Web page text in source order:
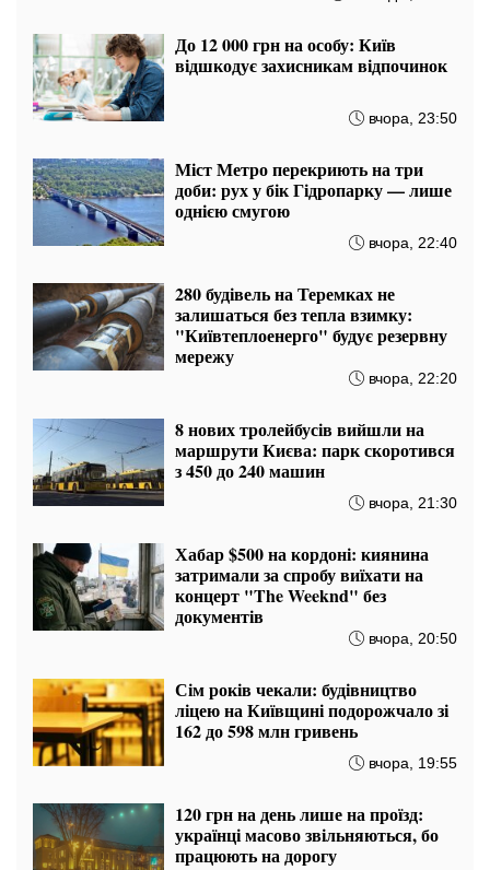
До 12 000 грн на особу: Київ
відшкодує захисникам відпочинок
вчора, 23:50
Міст Метро перекриють на три
доби: рух у бік Гідропарку — лише
однією смугою
вчора, 22:40
280 будівель на Теремках не
залишаться без тепла взимку:
"Київтеплоенерго" будує резервну
мережу
вчора, 22:20
8 нових тролейбусів вийшли на
маршрути Києва: парк скоротився
з 450 до 240 машин
вчора, 21:30
Хабар $500 на кордоні: киянина
затримали за спробу виїхати на
концерт "The Weeknd" без
документів
вчора, 20:50
Сім років чекали: будівництво
ліцею на Київщині подорожчало зі
162 до 598 млн гривень
вчора, 19:55
120 грн на день лише на проїзд:
українці масово звільняються, бо
працюють на дорогу